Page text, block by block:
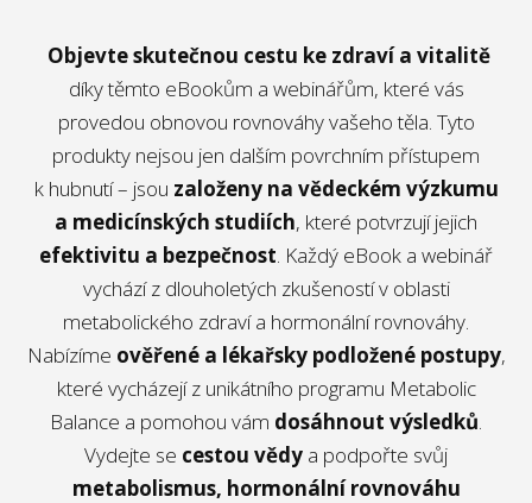
Objevte skutečnou cestu ke zdraví a vitalitě
díky těmto eBookům a webinářům, které vás
provedou obnovou rovnováhy vašeho těla. Tyto
produkty nejsou jen dalším povrchním přístupem
k hubnutí – jsou založeny na vědeckém výzkumu
a medicínských studiích, které potvrzují jejich
efektivitu a bezpečnost. Každý eBook a webinář
vychází z dlouholetých zkušeností v oblasti
metabolického zdraví a hormonální rovnováhy.
Nabízíme ověřené a lékařsky podložené postupy,
které vycházejí z unikátního programu Metabolic
Balance a pomohou vám dosáhnout výsledků.
Vydejte se cestou vědy a podpořte svůj
metabolismus, hormonální rovnováhu